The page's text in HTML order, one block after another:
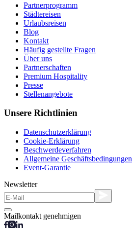
Partnerprogramm
Städtereisen
Urlaubsreisen
Blog
Kontakt
Häufig gestellte Fragen
Über uns
Partnerschaften
Premium Hospitality
Presse
Stellenangebote
Unsere Richtlinien
Datenschutzerklärung
Cookie-Erklärung
Beschwerdeverfahren
Allgemeine Geschäftsbedingungen
Event-Garantie
Newsletter
Mailkontakt genehmigen